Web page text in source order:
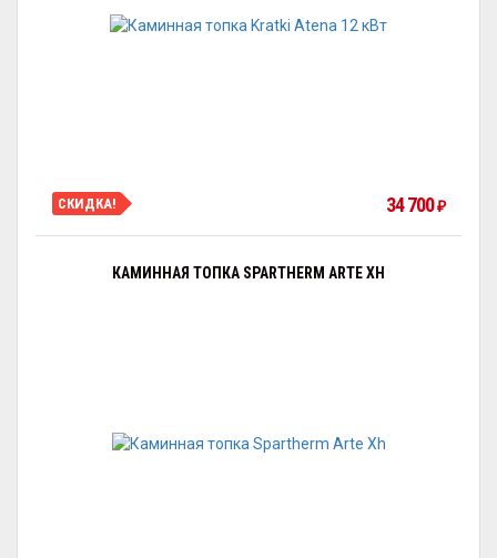
СКИДКА! 34 700₽
КАМИННАЯ ТОПКА SPARTHERM ARTE XH